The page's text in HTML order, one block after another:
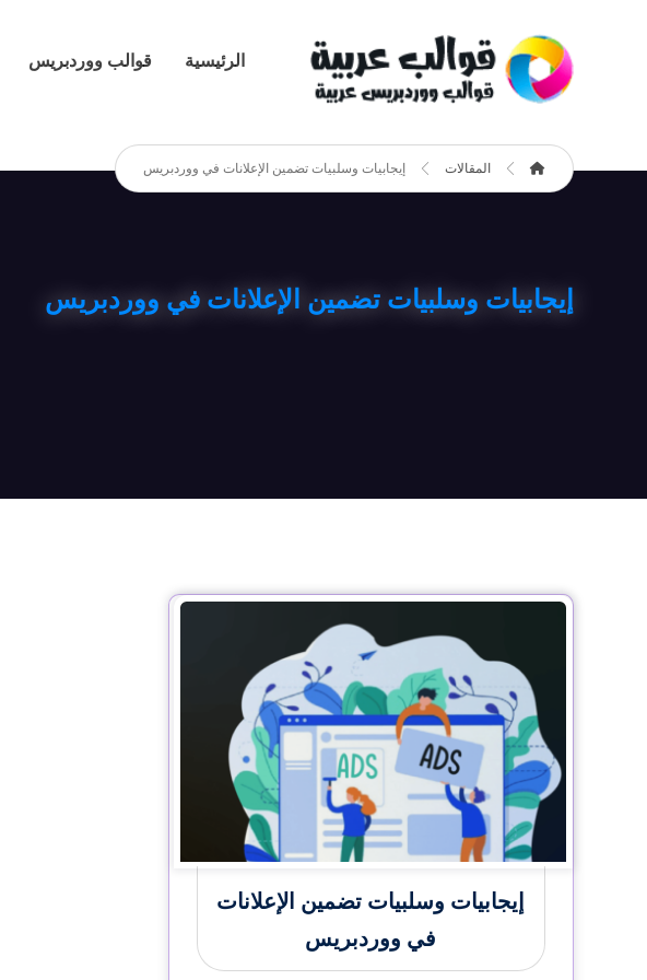
الرئيسية قوالب ووردبريس
المقالات إيجابيات وسلبيات تضمين الإعلانات في ووردبريس
إيجابيات وسلبيات تضمين الإعلانات في ووردبريس
إيجابيات وسلبيات تضمين الإعلانات
في ووردبريس